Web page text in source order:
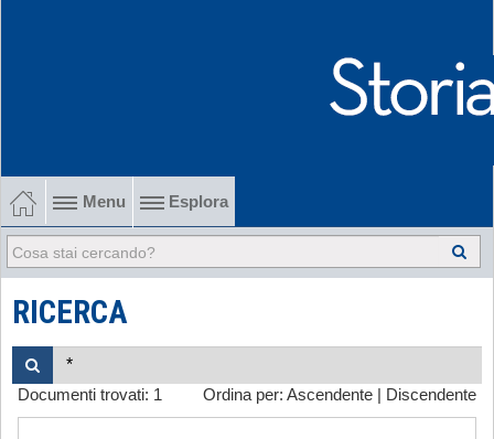
Menu Esplora
1902-1915 Gli esordi
1915-1945 Tra le due guerre
1945-1968 Dalla liberazione al '68
1968-2022 Dalla contestazione all'internazionalizzazione
RICERCA
Ordina per: Ascendente Discendente
Documenti trovati: 1